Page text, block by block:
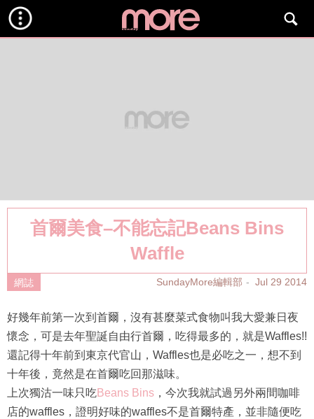
首爾美食–不能忘記Beans Bins
Waffle
網誌 SundayMore編輯部 Jul 29 2014
好幾年前第一次到首爾，沒有甚麼菜式食物叫我大愛兼日夜
懷念，可是去年聖誕自由行首爾，吃得最多的，就是Waffles!!
還記得十年前到東京代官山，Waffles也是必吃之一，想不到
十年後，竟然是在首爾吃回那滋味。
上次獨沽一味只吃Beans Bins ，今次我就試過另外兩間咖啡
店的waffles，證明好味的waffles不是首爾特產，並非隨便吃